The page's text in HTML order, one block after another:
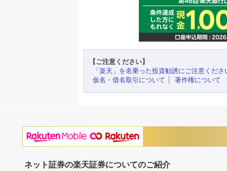
【ご注意ください】
「楽天」を名乗った投資勧誘にご注意くださ
仮名・借名取引について
著作権について
ネット証券の楽天証券についてのご紹介